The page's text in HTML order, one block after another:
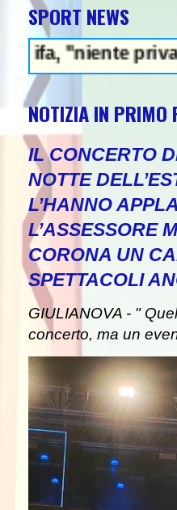
SPORT NEWS
NOTIZIA IN PRIMO
IL CONCERTO
NOTTE
L’HANNO
L’ASSESSORE
CORONA UN
SPETTACOLI
GIULIANOVA - "
concerto, ma un